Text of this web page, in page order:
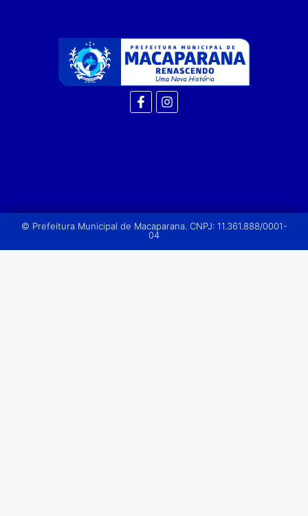
© Prefeitura Municipal de Macaparana. CNPJ: 11.361.888/0001-
04